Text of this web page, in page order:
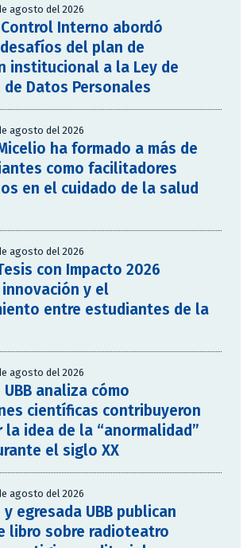
agosto del 2026
Interno abordó
del plan de
institucional a la Ley de
de Datos Personales
agosto del 2026
ha formado a más de
como facilitadores
en el cuidado de la salud
agosto del 2026
con Impacto 2026
y el
entre estudiantes de la
agosto del 2026
analiza cómo
científicas contribuyeron
la idea de la “anormalidad”
el siglo XX
agosto del 2026
y egresada UBB publican
libro sobre radioteatro